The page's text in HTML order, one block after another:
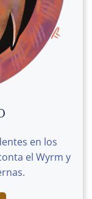
en los
el Wyrm y